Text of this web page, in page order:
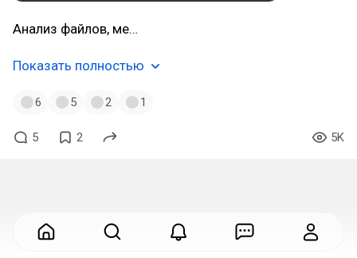
Анализ файлов, ме…
Показать полностью
6 5 2 1
5 2 5K